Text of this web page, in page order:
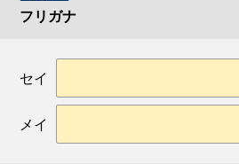
フリガナ
セイ
メイ